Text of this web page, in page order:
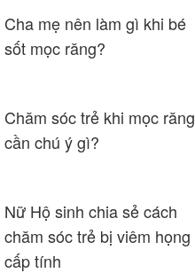
Cha mẹ nên làm gì khi bé
sốt mọc răng?
Chăm sóc trẻ khi mọc răng
cần chú ý gì?
Nữ Hộ sinh chia sẻ cách
chăm sóc trẻ bị viêm họng
cấp tính